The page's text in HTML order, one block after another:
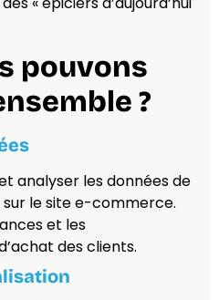
pouvons
?
analyser les données de
le site e-commerce.
et les
des clients.